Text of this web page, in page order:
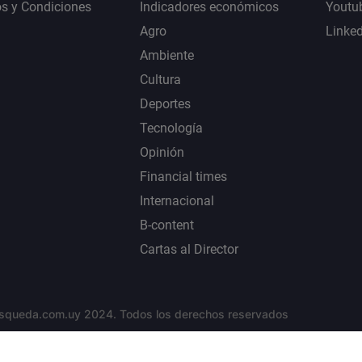
y Condiciones
Indicadores económicos
Agro
Ambiente
Cultura
Deportes
Tecnología
Opinión
Financial times
Internacional
B-content
Cartas al Director
2024. Todos los derechos reservados